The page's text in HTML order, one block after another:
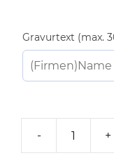
Gravurtext (max.
- +